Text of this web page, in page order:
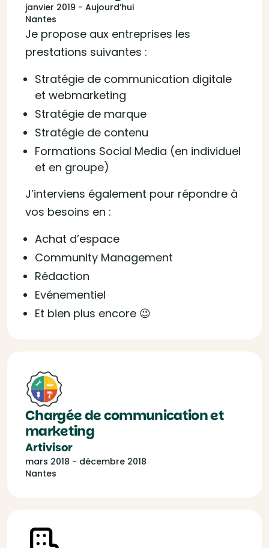
janvier 2019 - Aujourd’hui
Nantes
Je propose aux entreprises les
prestations suivantes :
Stratégie de communication digitale
et webmarketing
Stratégie de marque
Stratégie de contenu
Formations Social Media (en individuel
et en groupe)
J’interviens également pour répondre à
vos besoins en :
Achat d’espace
Community Management
Rédaction
Evénementiel
Et bien plus encore 😉
Chargée de communication et
marketing
Artivisor
mars 2018 - décembre 2018
Nantes